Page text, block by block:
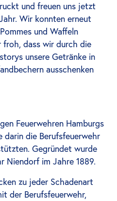
und freuen uns jetzt
Wir konnten erneut
und Waffeln
froh, dass wir durch die
unsere Getränke in
ausschenken
Feuerwehren Hamburgs
darin die Berufsfeuerwehr
Gegründet wurde
Niendorf im Jahre 1889.
zu jeder Schadenart
der Berufsfeuerwehr,